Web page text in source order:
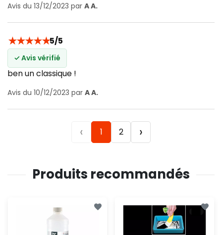
Avis du 13/12/2023 par A A.
★★★★★5/5
✓ Avis vérifié
ben un classique !
Avis du 10/12/2023 par A A.
‹ 1 2 ›
Produits recommandés